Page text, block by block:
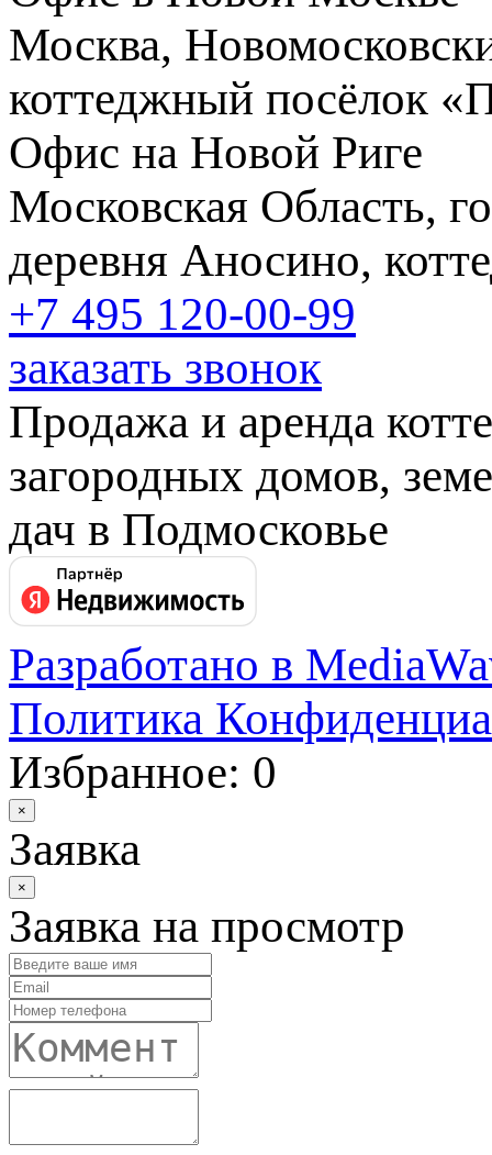
Москва,
коттеджный посёлок
Офис на Новой Риге
Московская Область,
деревня Аносино,
+7 495 120-00-99
заказать звонок
Продажа и аренда
загородных домов,
дач в Подмосковье
Разработано в
Политика
Избранное: 0
×
Заявка
×
Заявка на просмотр